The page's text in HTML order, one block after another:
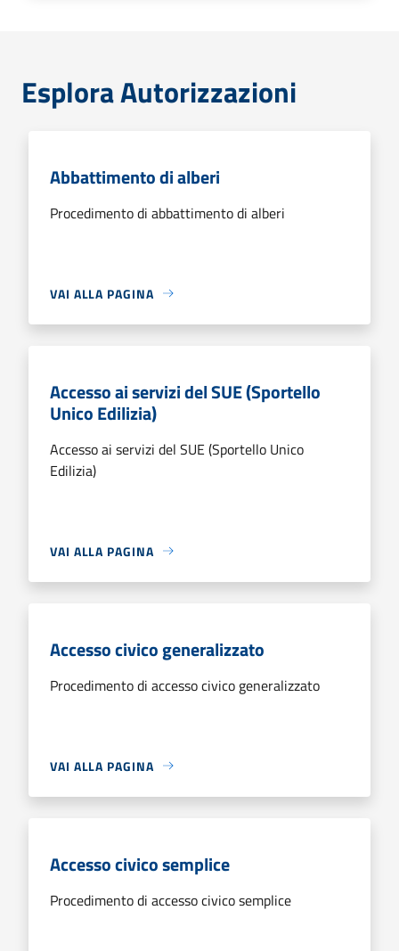
Esplora Autorizzazioni
Abbattimento di alberi
Procedimento di abbattimento di alberi
VAI ALLA PAGINA
Accesso ai servizi del SUE (Sportello
Unico Edilizia)
Accesso ai servizi del SUE (Sportello Unico
Edilizia)
VAI ALLA PAGINA
Accesso civico generalizzato
Procedimento di accesso civico generalizzato
VAI ALLA PAGINA
Accesso civico semplice
Procedimento di accesso civico semplice